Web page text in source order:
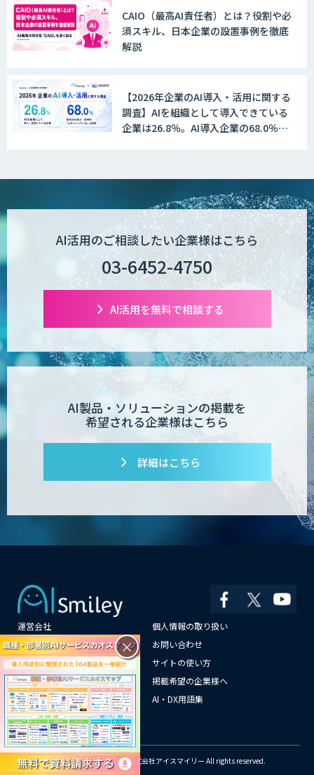
MµgenGAI
図面検索AI
AI Worker
【営業特化】AIエージェント構築サービ
ス
TIGEREYE AGENT
JAPAN AI AGENT
SELFBOT AIアバター
Automation 360 Managed Service
CAIO（最高AI責任者）とは？役割や必
須スキル、日本企業の設置事例を徹底
解説
【2026年企業のAI導入・活用に関する
調査】AIを組織として導入できている
企業は26.8％。AI導入企業の68.0％
AI活用のご相談したい企業様はこちら
03-6452-4750
AI活用を無料で相談する
AI製品・ソリューションの掲載を
希望される企業様はこちら
詳細はこちら
運営会社
個人情報の取り扱い
よくある質問
お問い合わせ
メールマガジン登録
サイトの使い方
情報提供はこちらから
掲載希望の企業様へ
AI企業一覧
AI・DX用語集
サイトマップ
© Copyright 2018-2026 株式会社アイスマイリー All rights reserved.
×